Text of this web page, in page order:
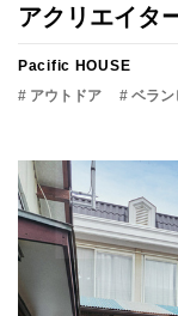
アクリエイタ
Pacific HOUSE
# アウトドア
# ベラン